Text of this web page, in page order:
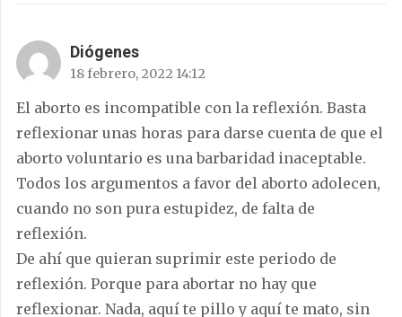
Diógenes
18 febrero, 2022 14:12
El aborto es incompatible con la reflexión. Basta
reflexionar unas horas para darse cuenta de que el
aborto voluntario es una barbaridad inaceptable.
Todos los argumentos a favor del aborto adolecen,
cuando no son pura estupidez, de falta de
reflexión.
De ahí que quieran suprimir este periodo de
reflexión. Porque para abortar no hay que
reflexionar. Nada, aquí te pillo y aquí te mato, sin